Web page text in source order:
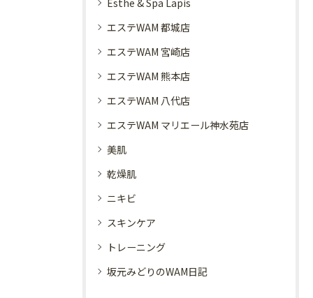
Esthe & Spa Lapis
エステWAM 都城店
エステWAM 宮崎店
エステWAM 熊本店
エステWAM 八代店
エステWAM マリエール神水苑店
美肌
乾燥肌
ニキビ
スキンケア
トレーニング
坂元みどりのWAM日記